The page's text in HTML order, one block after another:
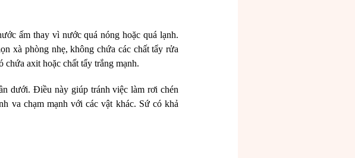
ấm thay vì nước quá nóng hoặc quá lạnh.
xà phòng nhẹ, không chứa các chất tẩy rửa
chứa axit hoặc chất tẩy trắng mạnh.
dưới. Điều này giúp tránh việc làm rơi chén
va chạm mạnh với các vật khác. Sứ có khả